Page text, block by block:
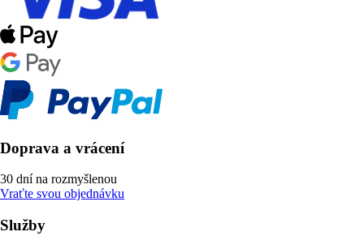
Doprava a vrácení
30 dní na rozmyšlenou
Vraťte svou objednávku
Služby